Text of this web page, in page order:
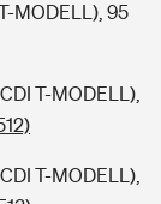
MODELL), 95
T-MODELL),
T-MODELL),